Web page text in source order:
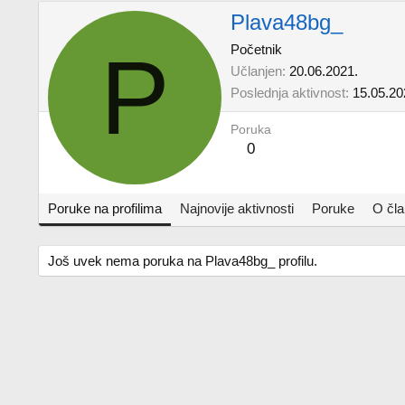
P
Plava48bg_
Početnik
Učlanjen 20.06.2021.
Poslednja aktivnost
Poruka
0
Poruke na profilima Najnovije aktivnosti Poruke O
Još uvek nema poruka na Plava48bg_ profilu.